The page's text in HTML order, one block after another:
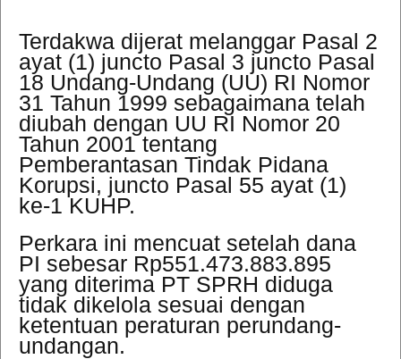
Terdakwa dijerat melanggar Pasal 2
ayat (1) juncto Pasal 3 juncto Pasal
18 Undang-Undang (UU) RI Nomor
31 Tahun 1999 sebagaimana telah
diubah dengan UU RI Nomor 20
Tahun 2001 tentang
Pemberantasan Tindak Pidana
Korupsi, juncto Pasal 55 ayat (1)
ke-1 KUHP.
Perkara ini mencuat setelah dana
PI sebesar Rp551.473.883.895
yang diterima PT SPRH diduga
tidak dikelola sesuai dengan
ketentuan peraturan perundang-
undangan.